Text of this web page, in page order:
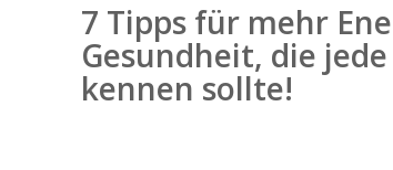
7 Tipps für mehr
Gesundheit, die
kennen sollte!